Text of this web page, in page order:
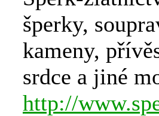
šperky,
kameny,
srdce a jiné
http://